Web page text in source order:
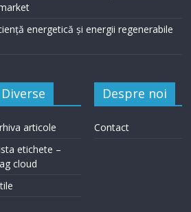
energetică și energii regenerabile
Diverse
articole
etichete –
cloud
Despre noi
Contact